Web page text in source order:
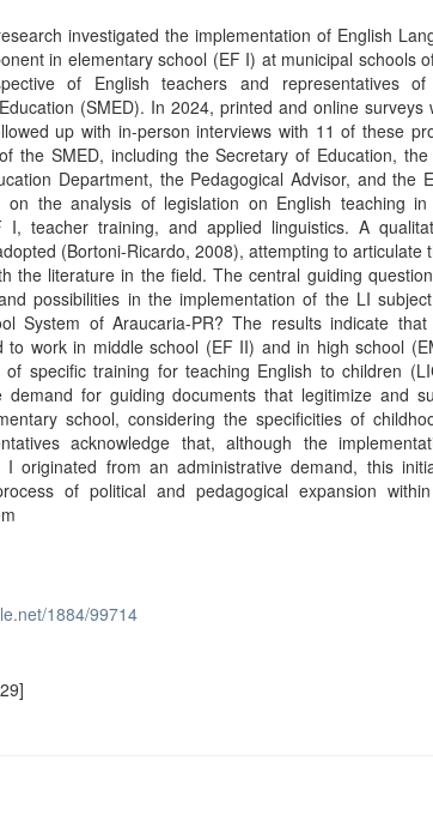
investigated the implementation of English
in elementary school (EF I) at municipal schools
of English teachers and representatives of
(SMED). In 2024, printed and online surveys
up with in-person interviews with 11 of these
the SMED, including the Secretary of Education,
Department, the Pedagogical Advisor, and the
the analysis of legislation on English teaching in
teacher training, and applied linguistics. A
(Bortoni-Ricardo, 2008), attempting to articulate
the literature in the field. The central guiding
possibilities in the implementation of the LI
System of Araucaria-PR? The results indicate
to work in middle school (EF II) and in high school
of specific training for teaching English to children
demand for guiding documents that legitimize and
school, considering the specificities of
acknowledge that, although the
originated from an administrative demand, this
of political and pedagogical expansion
1884/99714